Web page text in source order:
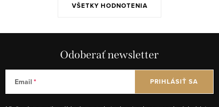
VŠETKY HODNOTENIA
Odoberať newsletter
Email PRIHLÁSIŤ SA